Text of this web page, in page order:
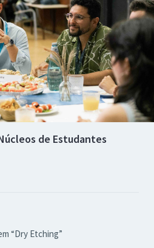
de Estudantes
“Dry Etching”